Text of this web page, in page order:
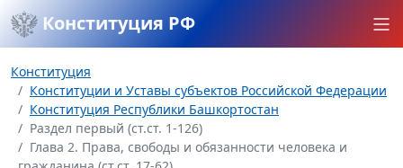
Конституция РФ
Конституция
Конституции и Уставы субъектов Российской Федерации
Конституция Республики Башкортостан
Раздел первый (ст.ст. 1-126)
Глава 2. Права, свободы и обязанности человека и